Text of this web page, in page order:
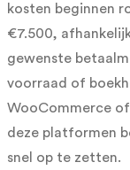
kosten beginnen
€7.500,
gewenste
voorraad of
WooCommerce
deze platformen
snel op te zetten.